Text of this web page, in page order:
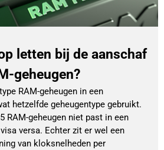
letten bij de aanschaf
geheugen?
RAM-geheugen in een
hetzelfde geheugentype gebruikt.
RAM-geheugen niet past in een
versa. Echter zit er wel een
van kloksnelheden per